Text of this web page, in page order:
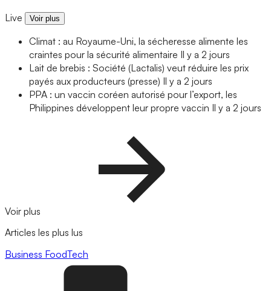
Live Voir plus
Climat : au Royaume-Uni, la sécheresse alimente les
craintes pour la sécurité alimentaire Il y a 2 jours
Lait de brebis : Société (Lactalis) veut réduire les prix
payés aux producteurs (presse) Il y a 2 jours
PPA : un vaccin coréen autorisé pour l’export, les
Philippines développent leur propre vaccin Il y a 2 jours
Voir plus
Articles les plus lus
Business FoodTech